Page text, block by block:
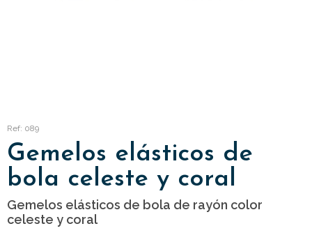
Ref: 089
Gemelos elásticos de
bola celeste y coral
Gemelos elásticos de bola de rayón color
celeste y coral